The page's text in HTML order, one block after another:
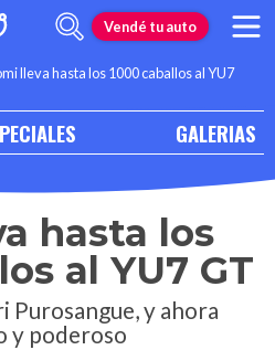
Vendé tu auto
lleva hasta los 1000 caballos al YU7
GALERIAS
hasta los
al YU7 GT
Purosangue, y ahora
y poderoso